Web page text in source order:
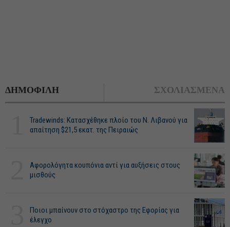
ΔΗΜΟΦΙΛΗ ΣΧΟΛΙΑΣΜΕΝΑ
Tradewinds: Κατασχέθηκε πλοίο του Ν. Λιβανού για
απαίτηση $21,5 εκατ. της Πειραιώς
Αφορολόγητα κουπόνια αντί για αυξήσεις στους
μισθούς
Ποιοι μπαίνουν στο στόχαστρο της Εφορίας για
έλεγχο